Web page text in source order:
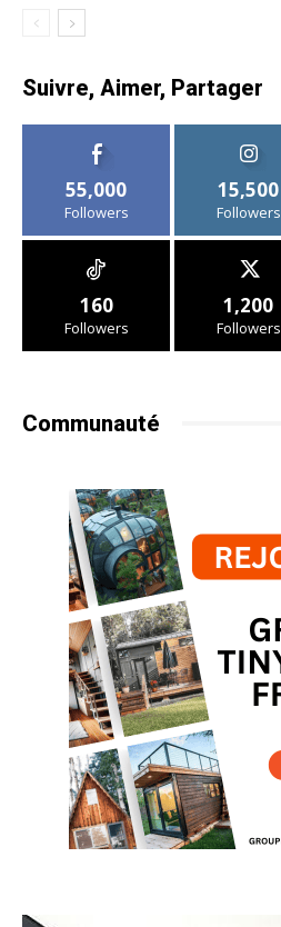
Suivre, Aimer, Partager
55,000
Followers
15,500
Followers
160
Followers
1,200
Followers
Communauté